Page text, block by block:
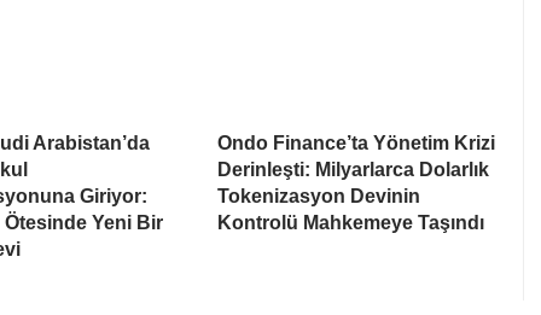
Arabistan’da
Giriyor:
Ötesinde Yeni Bir
Ondo Finance’ta Yönetim Krizi
Derinleşti: Milyarlarca Dolarlık
Tokenizasyon Devinin
Kontrolü Mahkemeye Taşındı